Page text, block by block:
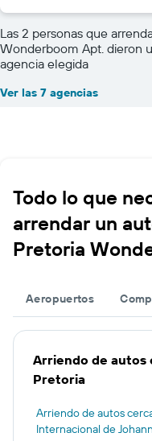
Las 2 personas que
Wonderboom Apt. dieron
agencia elegida
Ver las 7 agencias
Todo lo que
arrendar un
Pretoria
Aeropuertos
Arriendo de autos
Pretoria
Arriendo de autos
Internacional de